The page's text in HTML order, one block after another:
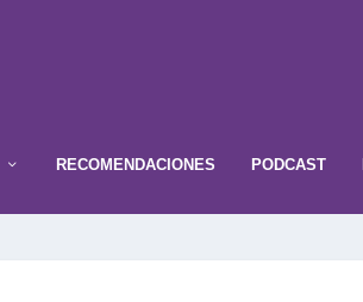
RECOMENDACIONES PODCAST